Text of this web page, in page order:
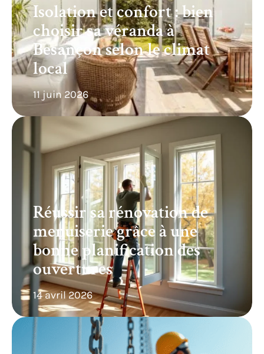
Isolation et confort : bien
choisir sa véranda à
Besançon selon le climat
local
11 juin 2026
Réussir sa rénovation de
menuiserie grâce à une
bonne planification des
ouvertures
14 avril 2026